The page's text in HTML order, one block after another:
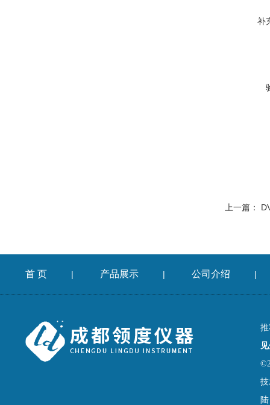
补
上一篇：
首 页 | 产品展示 | 公司介绍 |
陆